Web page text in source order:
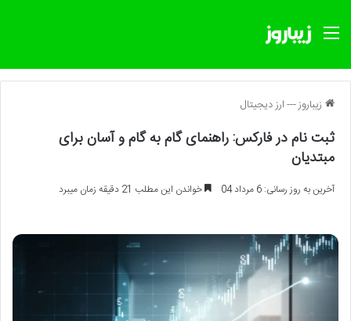
منو
زیباروز---ارز دیجیتال
ثبت نام در فارکس: راهنمای گام به گام و آسان برای
مبتدیان
آخرین به روز رسانی: 6 مرداد 04 خواندن این مطلب 21 دقیقه زمان میبرد